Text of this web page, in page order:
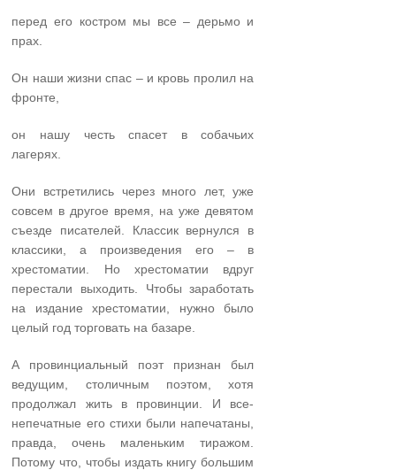
перед его костром мы все – дерьмо и
прах.
Он наши жизни спас – и кровь пролил на
фронте,
он нашу честь спасет в собачьих
лагерях.
Они встретились через много лет, уже
совсем в другое время, на уже девятом
съезде писателей. Классик вернулся в
классики, а произведения его – в
хрестоматии. Но хрестоматии вдруг
перестали выходить. Чтобы заработать
на издание хрестоматии, нужно было
целый год торговать на базаре.
А провинциальный поэт признан был
ведущим, столичным поэтом, хотя
продолжал жить в провинции. И все­
непечатные его стихи были напечатаны,
правда, очень маленьким тиражом.
Потому что, чтобы издать книгу большим